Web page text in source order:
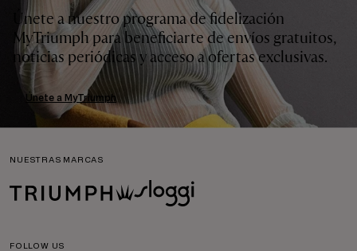
Únete a nuestro programa de fidelización
MyTriumph para beneficiarte de envíos gratuitos,
noticias periódicas y acceso a ofertas exclusivas.
Únete a MyTriumph
NUESTRAS MARCAS
FOLLOW US